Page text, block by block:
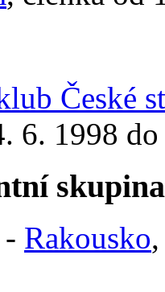
České
6. 1998
Rakousko